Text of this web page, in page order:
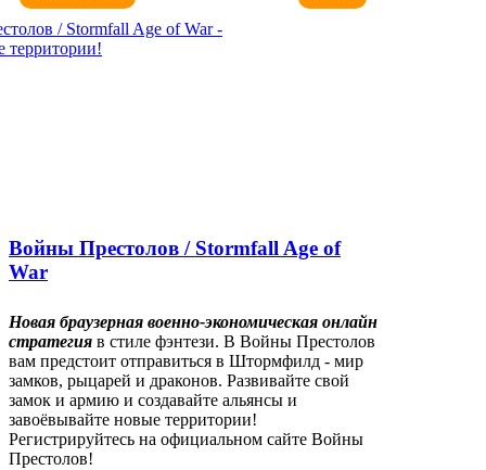
Войны Престолов / Stormfall Age of
War
Новая браузерная военно-экономическая онлайн
стратегия в стиле фэнтези. В Войны Престолов
вам предстоит отправиться в Штормфилд - мир
замков, рыцарей и драконов. Развивайте свой
замок и армию и создавайте альянсы и
завоёвывайте новые территории!
Регистрируйтесь на официальном сайте Войны
Престолов!